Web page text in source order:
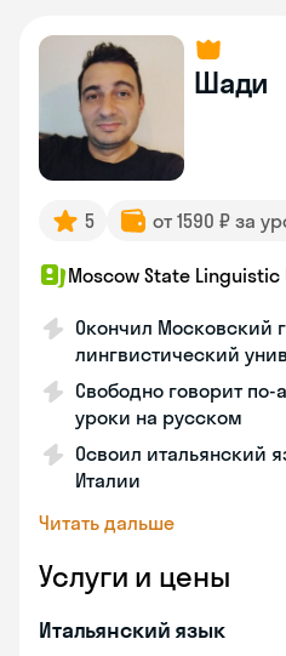
Шади
5 от 1590 ₽ за
Moscow State Linguistic
Окончил Московский
лингвистический
Свободно говорит
уроки на русском
Освоил итальянский
Италии
Читать дальше
Услуги и цены
Итальянский язык